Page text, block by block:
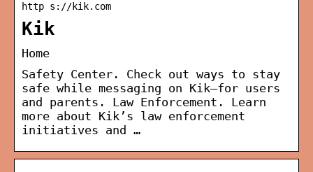
http s://kik.com
Kik
Home
Safety Center. Check out ways to stay
safe while messaging on Kik—for users
and parents. Law Enforcement. Learn
more about Kik’s law enforcement
initiatives and …